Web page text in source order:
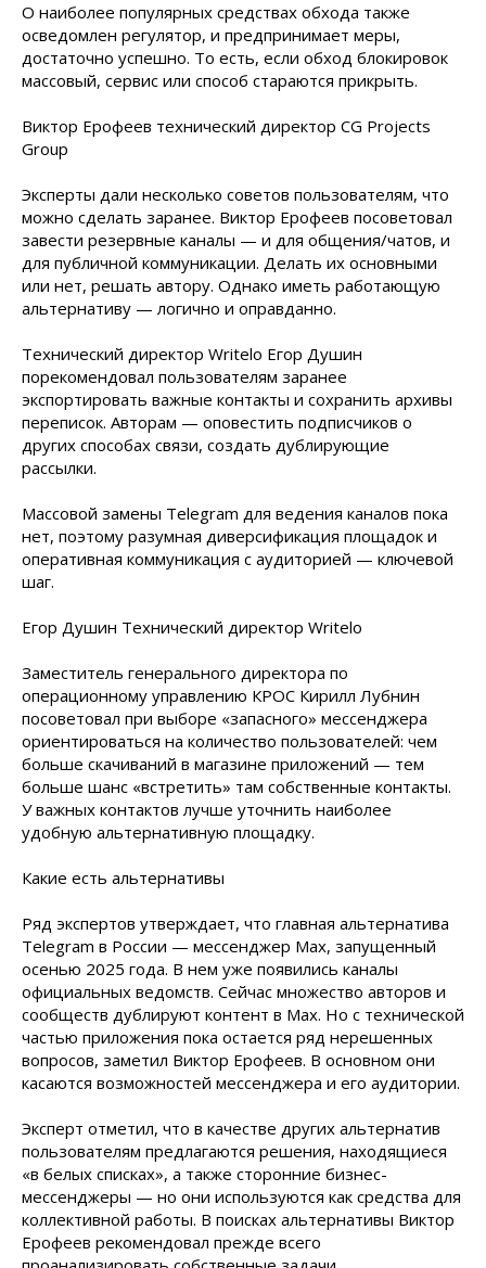
О наиболее популярных средствах обхода также
осведомлен регулятор, и предпринимает меры,
достаточно успешно. То есть, если обход блокировок
массовый, сервис или способ стараются прикрыть.
Виктор Ерофеев технический директор CG Projects
Group
Эксперты дали несколько советов пользователям, что
можно сделать заранее. Виктор Ерофеев посоветовал
завести резервные каналы — и для общения/чатов, и
для публичной коммуникации. Делать их основными
или нет, решать автору. Однако иметь работающую
альтернативу — логично и оправданно.
Технический директор Writelo Егор Душин
порекомендовал пользователям заранее
экспортировать важные контакты и сохранить архивы
переписок. Авторам — оповестить подписчиков о
других способах связи, создать дублирующие
рассылки.
Массовой замены Telegram для ведения каналов пока
нет, поэтому разумная диверсификация площадок и
оперативная коммуникация с аудиторией — ключевой
шаг.
Егор Душин Технический директор Writelo
Заместитель генерального директора по
операционному управлению КРОС Кирилл Лубнин
посоветовал при выборе «запасного» мессенджера
ориентироваться на количество пользователей: чем
больше скачиваний в магазине приложений — тем
больше шанс «встретить» там собственные контакты.
У важных контактов лучше уточнить наиболее
удобную альтернативную площадку.
Какие есть альтернативы
Ряд экспертов утверждает, что главная альтернатива
Telegram в России — мессенджер Max, запущенный
осенью 2025 года. В нем уже появились каналы
официальных ведомств. Сейчас множество авторов и
сообществ дублируют контент в Max. Но с технической
частью приложения пока остается ряд нерешенных
вопросов, заметил Виктор Ерофеев. В основном они
касаются возможностей мессенджера и его аудитории.
Эксперт отметил, что в качестве других альтернатив
пользователям предлагаются решения, находящиеся
«в белых списках», а также сторонние бизнес-
мессенджеры — но они используются как средства для
коллективной работы. В поисках альтернативы Виктор
Ерофеев рекомендовал прежде всего